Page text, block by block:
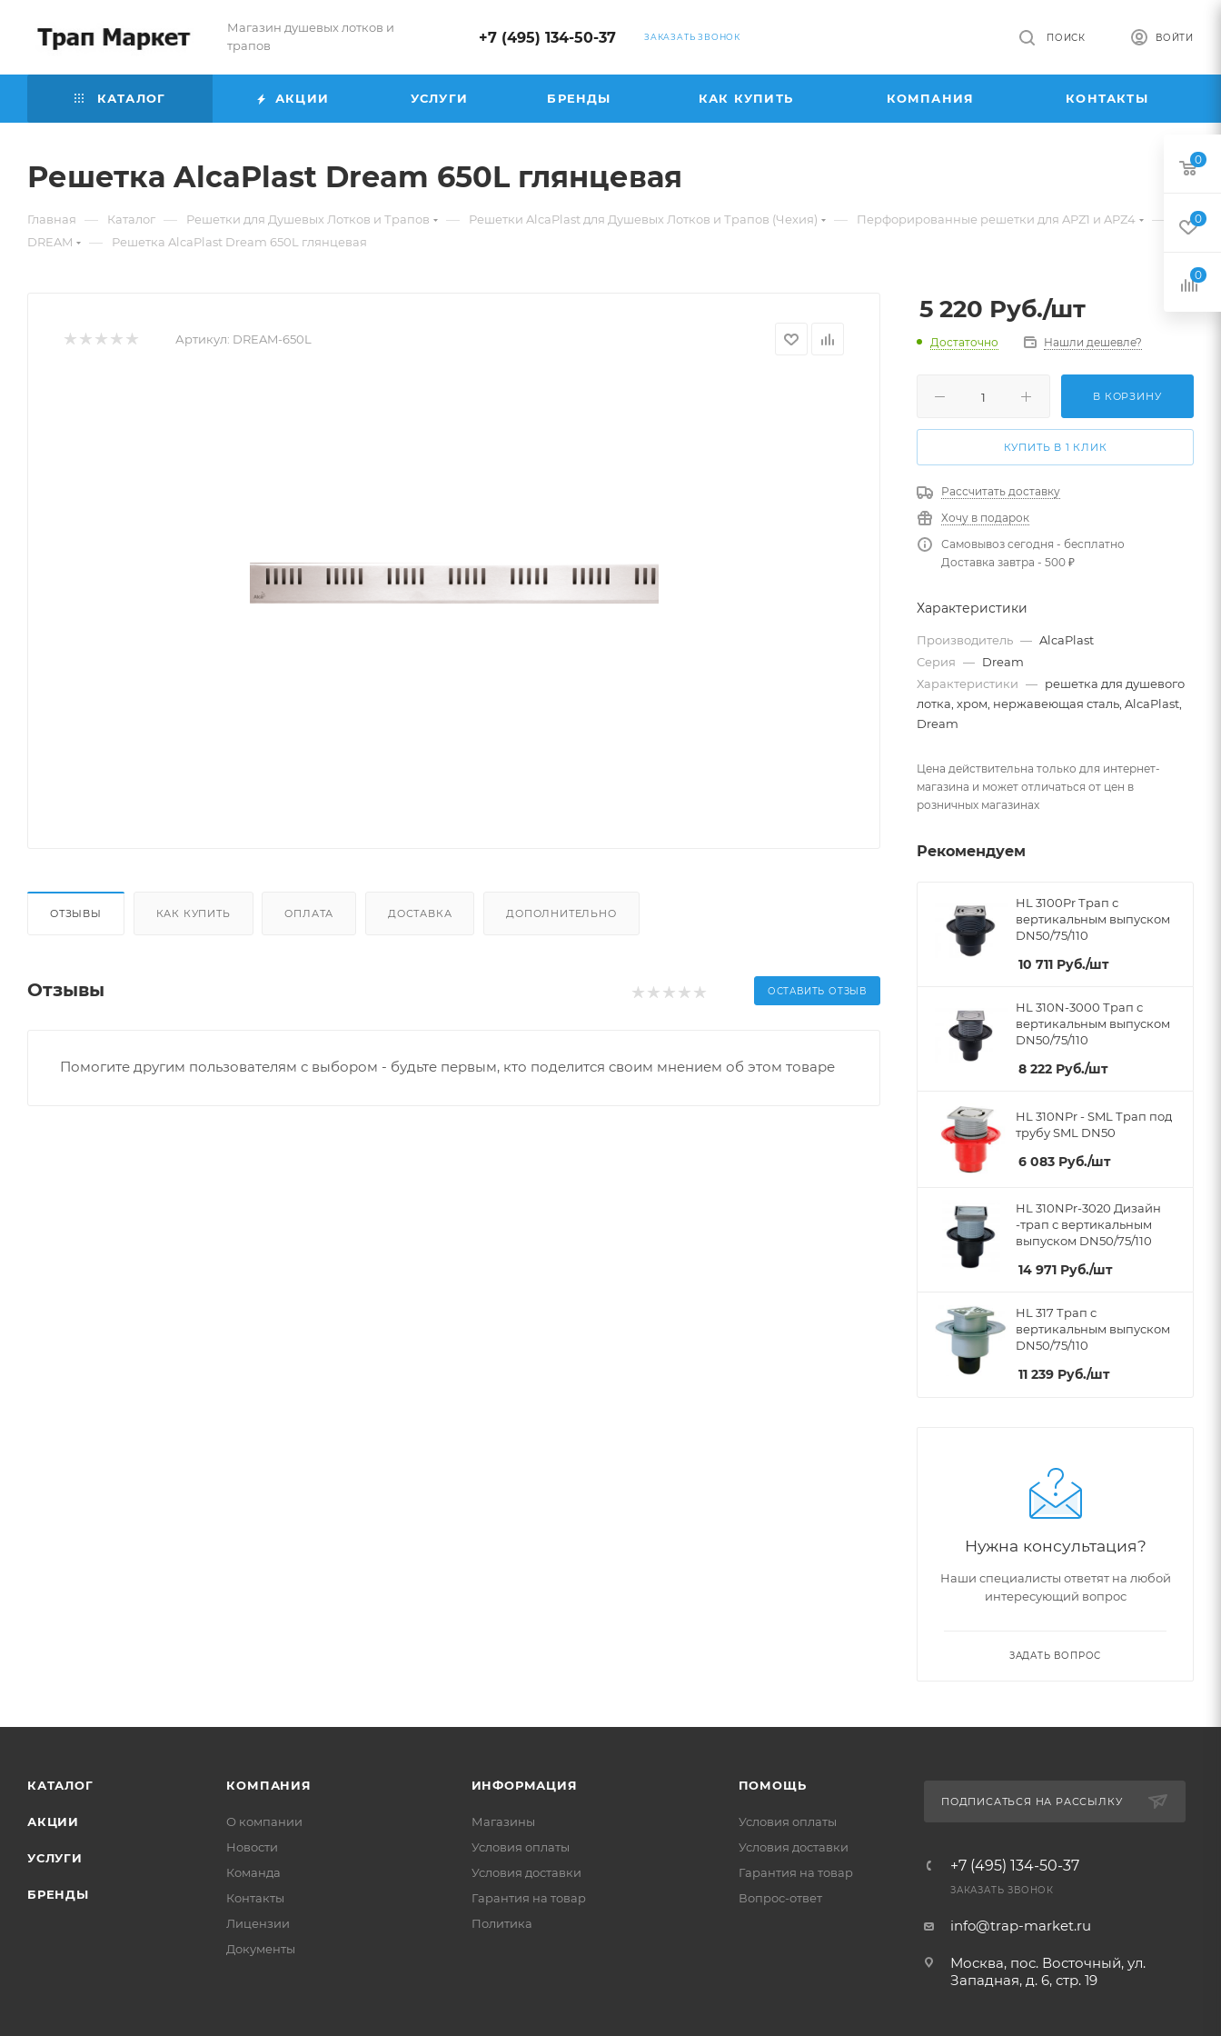
Магазин душевых лотков и
трапов
+7 (495) 134-50-37 ЗАКАЗАТЬ ЗВОНОК ВОЙТИ
ПОИСК
КАТАЛОГ АКЦИИ УСЛУГИ БРЕНДЫ КАК КУПИТЬ КОМПАНИЯ КОНТАКТЫ
Решетка AlcaPlast Dream 650L глянцевая
Главная — Каталог — Решетки для Душевых Лотков и Трапов — Решетки AlcaPlast для Душевых Лотков и Трапов (Чехия) — Перфорированные решетки для APZ1 и APZ4 —
DREAM — Решетка AlcaPlast Dream 650L глянцевая
Артикул: DREAM-650L
ОТЗЫВЫ КАК КУПИТЬ ОПЛАТА ДОСТАВКА ДОПОЛНИТЕЛЬНО
Отзывы ОСТАВИТЬ ОТЗЫВ
Помогите другим пользователям с выбором - будьте первым, кто поделится своим мнением об этом товаре
5 220 Руб./шт
Достаточно Нашли дешевле?
В КОРЗИНУ
КУПИТЬ В 1 КЛИК
Рассчитать доставку
Хочу в подарок
Самовывоз сегодня - бесплатно
Доставка завтра - 500 ₽
Характеристики
Производитель — AlcaPlast
Серия — Dream
Характеристики — решетка для душевого
лотка, хром, нержавеющая сталь, AlcaPlast,
Dream
Цена действительна только для интернет-
магазина и может отличаться от цен в
розничных магазинах
Рекомендуем
HL 3100Pr Трап с
вертикальным выпуском
DN50/75/110
10 711 Руб./шт
HL 310N-3000 Трап с
вертикальным выпуском
DN50/75/110
8 222 Руб./шт
HL 310NPr - SML Трап под
трубу SML DN50
6 083 Руб./шт
HL 310NPr-3020 Дизайн
-трап с вертикальным
выпуском DN50/75/110
14 971 Руб./шт
HL 317 Трап с
вертикальным выпуском
DN50/75/110
11 239 Руб./шт
Нужна консультация?
Наши специалисты ответят на любой
интересующий вопрос
ЗАДАТЬ ВОПРОС
КАТАЛОГ
АКЦИИ
УСЛУГИ
БРЕНДЫ
КОМПАНИЯ
О компании
Новости
Команда
Контакты
Лицензии
Документы
ИНФОРМАЦИЯ
Магазины
Условия оплаты
Условия доставки
Гарантия на товар
Политика
ПОМОЩЬ
Условия оплаты
Условия доставки
Гарантия на товар
Вопрос-ответ
ПОДПИСАТЬСЯ НА РАССЫЛКУ
+7 (495) 134-50-37
ЗАКАЗАТЬ ЗВОНОК
info@trap-market.ru
Москва, пос. Восточный, ул.
Западная, д. 6, стр. 19
0
0
0